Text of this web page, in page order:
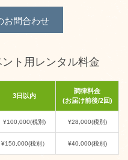
お問合わせ
ト用レンタル料金
3日以内
調律料金
(お届け前後/2回)
¥100,000(税別) ¥28,000(税別)
¥150,000(税別） ¥40,000(税別)